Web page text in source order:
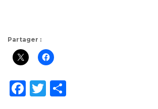
Partager :
F T